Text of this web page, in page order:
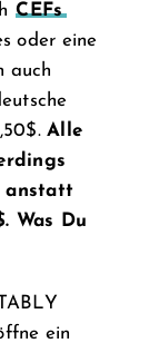
CEFs
oder eine
auch
Alle
anstatt
Was Du
ein